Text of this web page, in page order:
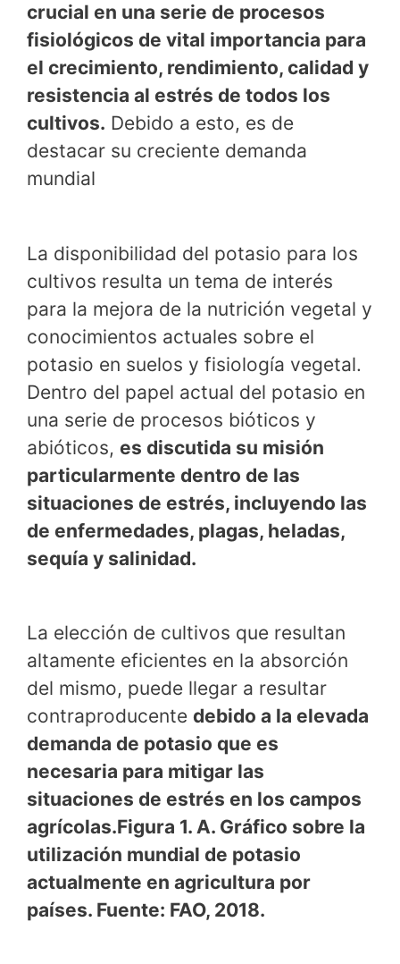
crucial en una serie de procesos
fisiológicos de vital importancia para
el crecimiento, rendimiento, calidad y
resistencia al estrés de todos los
cultivos. Debido a esto, es de
destacar su creciente demanda
mundial
La disponibilidad del potasio para los
cultivos resulta un tema de interés
para la mejora de la nutrición vegetal y
conocimientos actuales sobre el
potasio en suelos y fisiología vegetal.
Dentro del papel actual del potasio en
una serie de procesos bióticos y
abióticos, es discutida su misión
particularmente dentro de las
situaciones de estrés, incluyendo las
de enfermedades, plagas, heladas,
sequía y salinidad.
La elección de cultivos que resultan
altamente eficientes en la absorción
del mismo, puede llegar a resultar
contraproducente debido a la elevada
demanda de potasio que es
necesaria para mitigar las
situaciones de estrés en los campos
agrícolas.Figura 1. A. Gráfico sobre la
utilización mundial de potasio
actualmente en agricultura por
países. Fuente: FAO, 2018.